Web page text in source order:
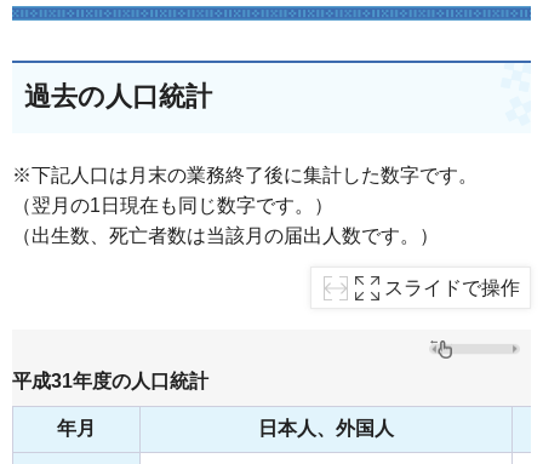
過去の人口統計
※下記人口は月末の業務終了後に集計した数字です。
（翌月の1日現在も同じ数字です。）
（出生数、死亡者数は当該月の届出人数です。）
スライドで操作
平成31年度の人口統計
年月 日本人、外国人